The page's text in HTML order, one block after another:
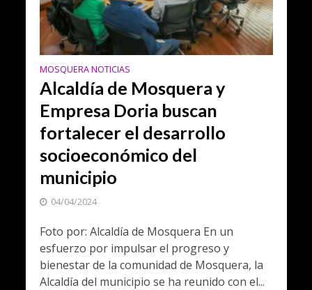
MOSQUERA NOTICIAS
Alcaldía de Mosquera y
Empresa Doria buscan
fortalecer el desarrollo
socioeconómico del
municipio
04/04/2024
Foto por: Alcaldía de Mosquera En un
esfuerzo por impulsar el progreso y
bienestar de la comunidad de Mosquera, la
Alcaldía del municipio se ha reunido con el...